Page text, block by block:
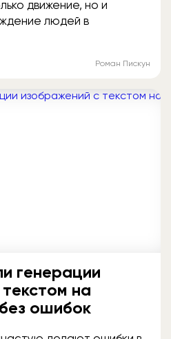
движение, но и
людей в
Роман Пискун
генерации
на
ошибок